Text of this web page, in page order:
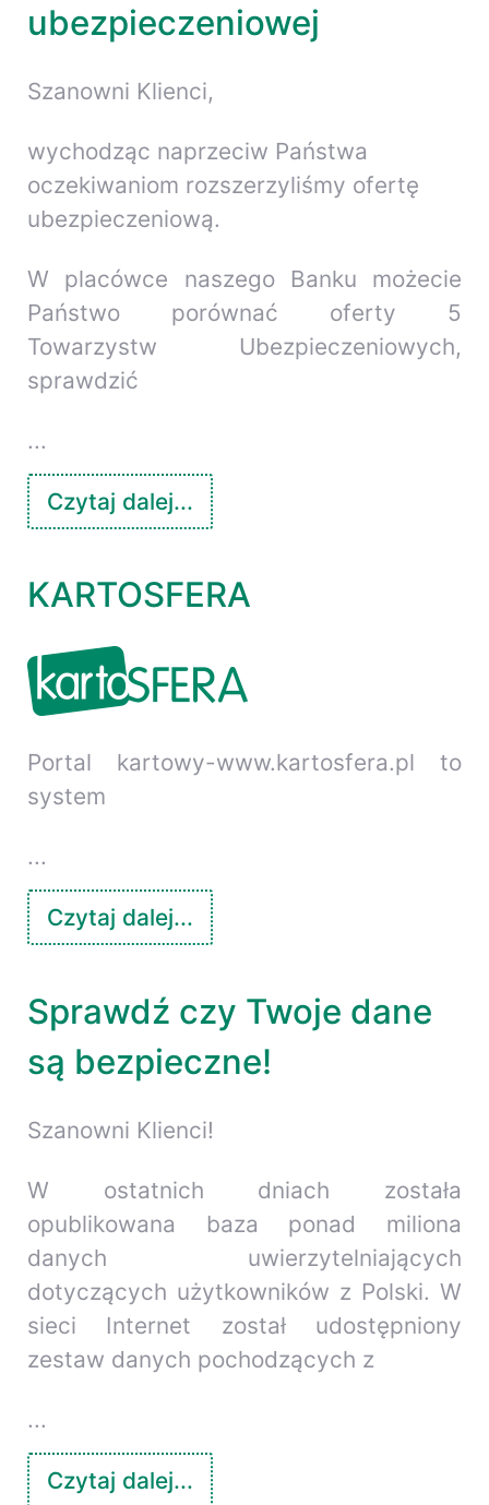
ubezpieczeniowej
Szanowni Klienci,
wychodząc naprzeciw Państwa
oczekiwaniom rozszerzyliśmy ofertę
ubezpieczeniową.
W placówce naszego Banku możecie
Państwo porównać oferty 5
Towarzystw Ubezpieczeniowych,
sprawdzić
...
Czytaj dalej...
KARTOSFERA
Portal kartowy-www.kartosfera.pl to
system
...
Czytaj dalej...
Sprawdź czy Twoje dane
są bezpieczne!
Szanowni Klienci!
W ostatnich dniach została
opublikowana baza ponad miliona
danych uwierzytelniających
dotyczących użytkowników z Polski. W
sieci Internet został udostępniony
zestaw danych pochodzących z
...
Czytaj dalej...